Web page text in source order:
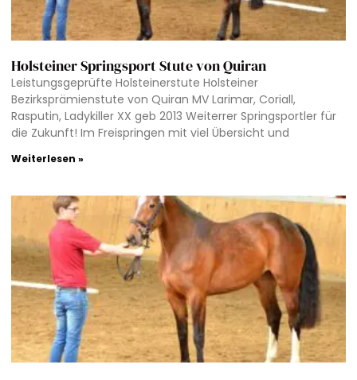
Holsteiner Springsport Stute von Quiran
Leistungsgeprüfte Holsteinerstute Holsteiner
Bezirksprämienstute von Quiran MV Larimar, Coriall,
Rasputin, Ladykiller XX geb 2013 Weiterrer Springsportler für
die Zukunft! Im Freispringen mit viel Übersicht und
Weiterlesen »